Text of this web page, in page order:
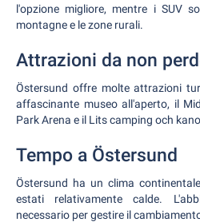
l'opzione migliore, mentre i SUV
montagne e le zone rurali.
Attrazioni da non
Östersund offre molte attrazioni
affascinante museo all'aperto, il
Park Arena e il Lits camping och
Tempo a Östersund
Östersund ha un clima
estati relativamente calde.
necessario per gestire il